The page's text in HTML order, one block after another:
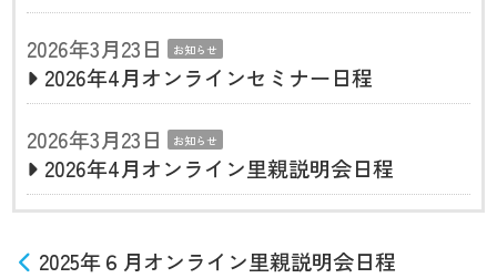
2026年3月23日
お知らせ
2026年4月オンラインセミナー日程
2026年3月23日
お知らせ
2026年4月オンライン里親説明会日程
2025年６月オンライン里親説明会日程